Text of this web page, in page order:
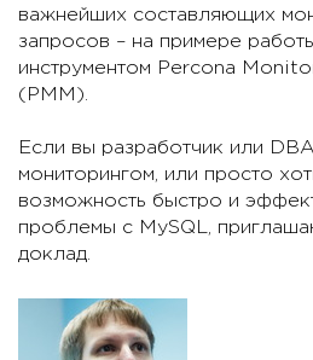
важнейших составляющих
запросов – на примере
инструментом Percona
(PMM).
Если вы разработчик или
мониторингом, или просто
возможность быстро и
проблемы с MySQL,
доклад.